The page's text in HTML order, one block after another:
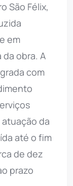
São Félix,
em
obra. A
com
da
até o fim
de dez
prazo